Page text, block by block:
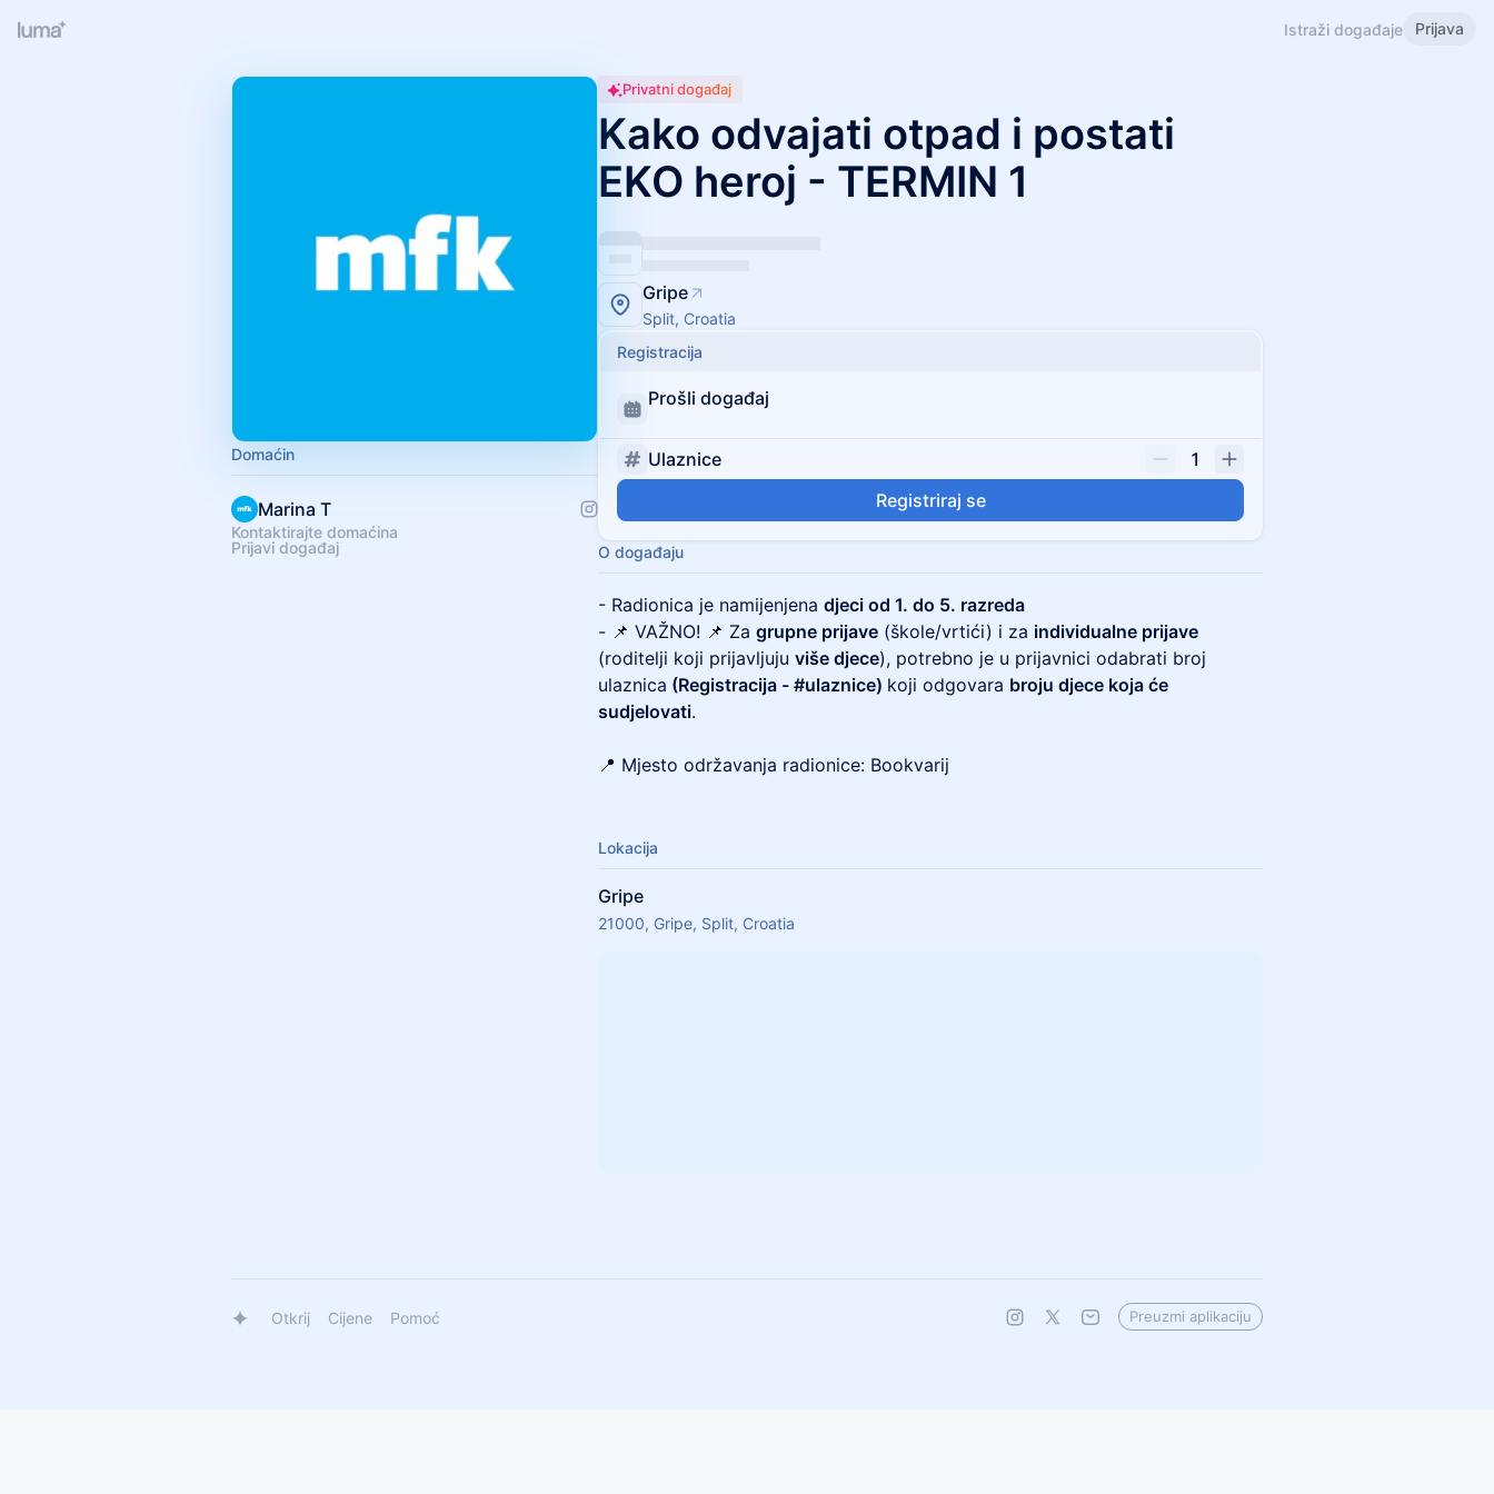
Istraži događaje Prijava
Domaćin
Marina T
Kontaktirajte domaćina
Prijavi događaj
Privatni događaj
Kako odvajati otpad i postati
EKO heroj - TERMIN 1
Gripe
Split, Croatia
Registracija
Prošli događaj
Ulaznice
1
Registriraj se
O događaju
- Radionica je namijenjena djeci od 1. do 5. razreda
- 📌 VAŽNO! 📌 Za grupne prijave (škole/vrtići) i za individualne prijave
(roditelji koji prijavljuju više djece), potrebno je u prijavnici odabrati broj
ulaznica (Registracija - #ulaznice) koji odgovara broju djece koja će
sudjelovati.
📍 Mjesto održavanja radionice: Bookvarij
Lokacija
Gripe
21000, Gripe, Split, Croatia
Otkrij Cijene Pomoć Preuzmi aplikaciju